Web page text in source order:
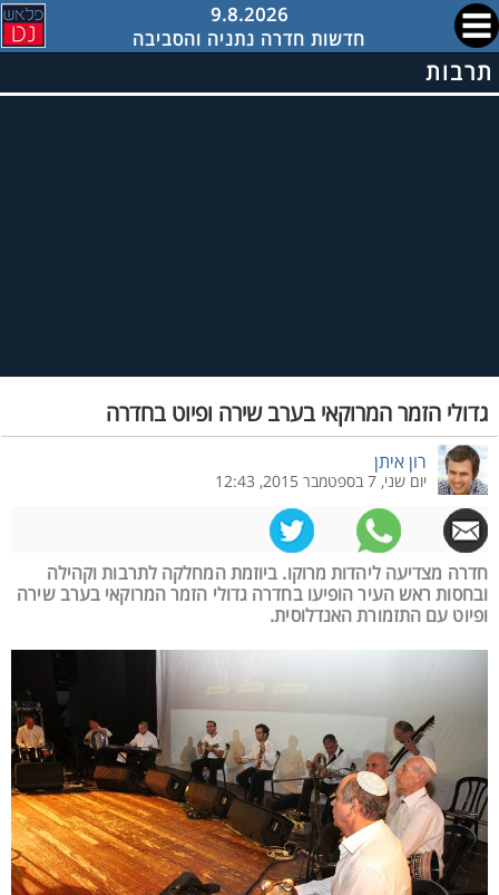
9.8.2026
חדשות חדרה נתניה והסביבה
תרבות
גדולי הזמר המרוקאי בערב שירה ופיוט בחדרה
רון איתן
יום שני, 7 בספטמבר 2015, 12:43
חדרה מצדיעה ליהדות מרוקו. ביוזמת המחלקה לתרבות וקהילה
ובחסות ראש העיר הופיעו בחדרה גדולי הזמר המרוקאי בערב שירה
ופיוט עם התזמורת האנדלוסית.